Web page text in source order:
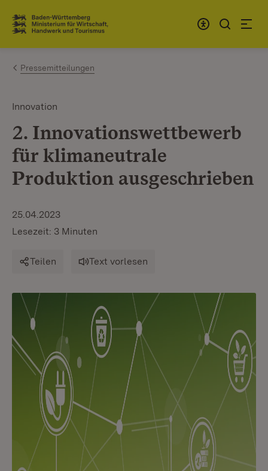
Zum Inhalt springen
Link zur Startseite
Pressemitteilungen
Innovation
2. Innovationswettbewerb
für klimaneutrale
Produktion ausgeschrieben
25.04.2023
Lesezeit: 3 Minuten
Teilen Text vorlesen